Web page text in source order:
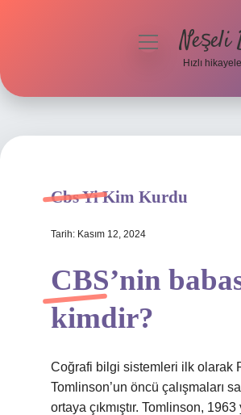
Hakkımızda
menüyüNeşeli
Hızlı
Cbs Yi Kim Kurdu
Tarih: Kasım 12, 2024
CBS’nin
kimdir?
Coğrafi bilgi sistemleri ilk olarak
Tomlinson’un öncü çalışmaları
ortaya çıkmıştır. Tomlinson, 1963